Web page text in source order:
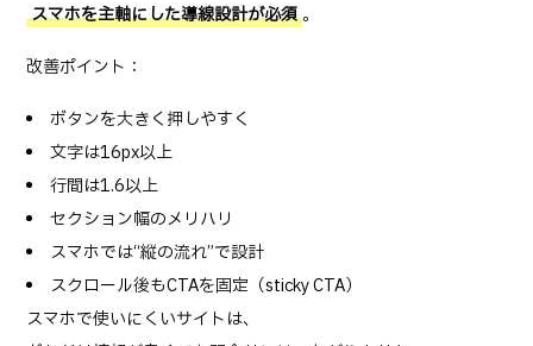
スマホを主軸にした導線設計が必須 。
改善ポイント：
ボタンを大きく押しやすく
文字は16px以上
行間は1.6以上
セクション幅のメリハリ
スマホでは“縦の流れ”で設計
スクロール後もCTAを固定（sticky CTA）
スマホで使いにくいサイトは、